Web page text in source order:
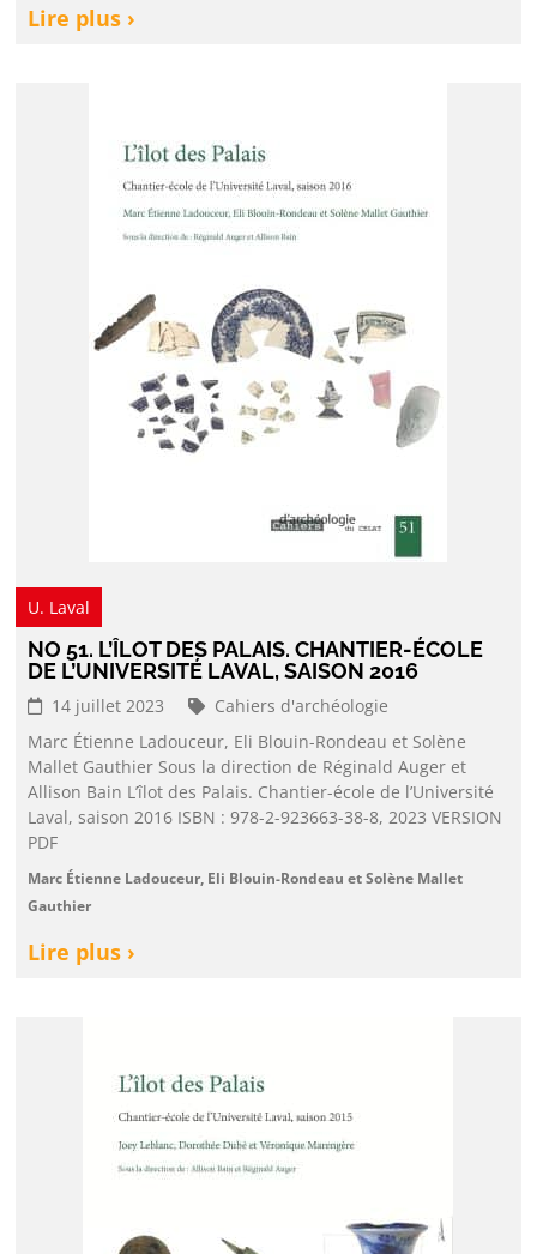
Lire plus ›
U. Laval
NO 51. L’ÎLOT DES PALAIS. CHANTIER-ÉCOLE
DE L’UNIVERSITÉ LAVAL, SAISON 2016
14 juillet 2023
Cahiers d'archéologie
Marc Étienne Ladouceur, Eli Blouin-Rondeau et Solène
Mallet Gauthier Sous la direction de Réginald Auger et
Allison Bain L’îlot des Palais. Chantier-école de l’Université
Laval, saison 2016 ISBN : 978-2-923663-38-8, 2023 VERSION
PDF
Marc Étienne Ladouceur, Eli Blouin-Rondeau et Solène Mallet
Gauthier
Lire plus ›